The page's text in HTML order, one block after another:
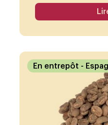
En entrepôt -